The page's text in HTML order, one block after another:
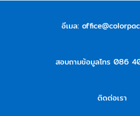
อีเมล:
สอบถามข้อมูลโทร 086
ติดต่อเรา